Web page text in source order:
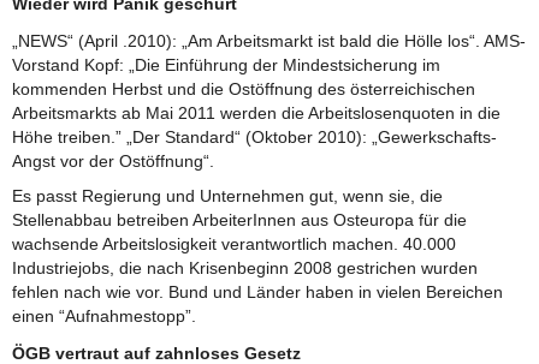
„NEWS“ (April .2010): „Am Arbeitsmarkt ist bald die Hölle los“. AMS-
Vorstand Kopf: „Die Einführung der Mindestsicherung im
kommenden Herbst und die Ostöffnung des österreichischen
Arbeitsmarkts ab Mai 2011 werden die Arbeitslosenquoten in die
Höhe treiben.” „Der Standard“ (Oktober 2010): „Gewerkschafts-
Angst vor der Ostöffnung“.
Es passt Regierung und Unternehmen gut, wenn sie, die
Stellenabbau betreiben ArbeiterInnen aus Osteuropa für die
wachsende Arbeitslosigkeit verantwortlich machen. 40.000
Industriejobs, die nach Krisenbeginn 2008 gestrichen wurden
fehlen nach wie vor. Bund und Länder haben in vielen Bereichen
einen “Aufnahmestopp”.
ÖGB vertraut auf zahnloses Gesetz